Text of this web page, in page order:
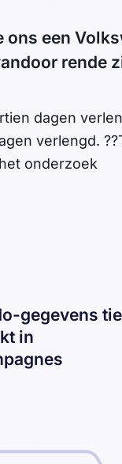
een
rende
dagen
verlengd.
onderzoek
gegevens
in